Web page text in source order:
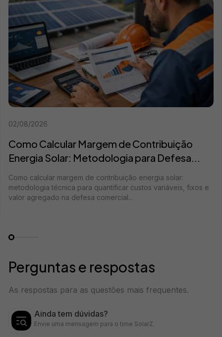
02/08/2026
Como Calcular Margem de Contribuição
Energia Solar: Metodologia para Defesa...
Como calcular margem de contribuição energia solar:
metodologia técnica para quantificar custos variáveis, fixos e
valor agregado na defesa comercial...
Perguntas e respostas
As respostas para as questões mais frequentes.
Ainda tem dúvidas?
Envie uma mensagem para o time SolarZ.